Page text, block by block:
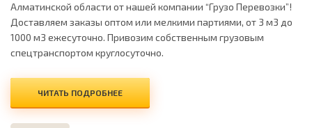
Алматинской области от нашей компании “Грузо Перевозки”!
Доставляем заказы оптом или мелкими партиями, от 3 м3 до
1000 м3 ежесуточно. Привозим собственным грузовым
спецтранспортом круглосуточно.
ЧИТАТЬ ПОДРОБНЕЕ